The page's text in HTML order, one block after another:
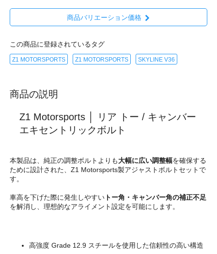
商品バリエーション価格
この商品に登録されているタグ
Z1 MOTORSPORTS Z1 MOTORSPORTS SKYLINE V36
商品の説明
Z1 Motorsports │ リア トー / キャンバー
エキセントリックボルト
本製品は、純正の調整ボルトよりも大幅に広い調整幅を確保する
ために設計された、Z1 Motorsports製アジャストボルトセットで
す。
車高を下げた際に発生しやすい トー角・キャンバー角の補正不足
を解消し、理想的なアライメント設定を可能にします。
高強度 Grade 12.9 スチールを使用した信頼性の高い構造